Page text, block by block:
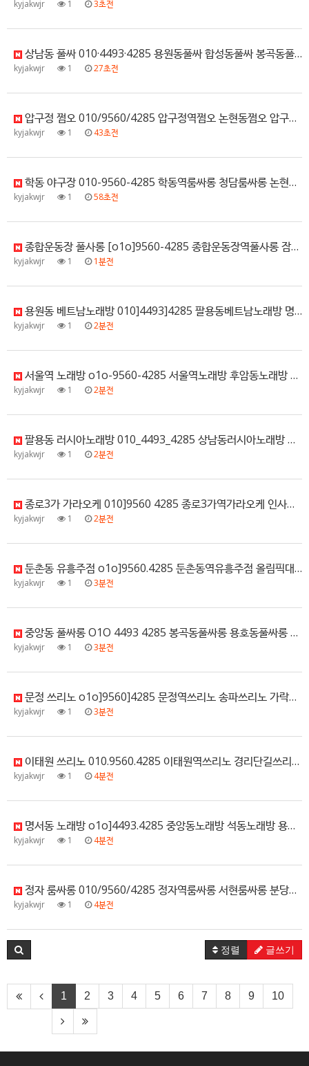
kyjakwjr 1 3초전
상남동 풀싸 010·4493·4285 용원동풀싸 합성동풀싸 봉곡동풀싸 용호동풀싸 시세문의
kyjakwjr 1 27초전
압구정 쩜오 010/9560/4285 압구정역쩜오 논현동쩜오 압구정동쩜오 신사동쩜오 초이스정보
kyjakwjr 1 43초전
학동 야구장 010-9560-4285 학동역룸싸롱 청담룸싸롱 논현룸싸롱 학동풀사롱 위치안내
kyjakwjr 1 58초전
종합운동장 풀사롱 [o1o]9560-4285 종합운동장역풀사롱 잠실풀사롱 석촌호수풀사롱 올림픽공원풀사롱 추천
kyjakwjr 1 1분전
용원동 베트남노래방 010]4493]4285 팔용동베트남노래방 명서동베트남노래방 중앙동베트남노래방 석동베트남…
kyjakwjr 1 2분전
서울역 노래방 o1o-9560-4285 서울역노래방 후암동노래방 남대문시장노래방 회현동노래방 평일문의
kyjakwjr 1 2분전
팔용동 러시아노래방 010_4493_4285 상남동러시아노래방 봉곡동러시아노래방 용호동러시아노래방 명서동러시…
kyjakwjr 1 2분전
종로3가 가라오케 010]9560 4285 종로3가역가라오케 인사동가라오케 종로가라오케 광화문가라오케 시세문…
kyjakwjr 1 2분전
둔촌동 유흥주점 o1o]9560.4285 둔촌동역유흥주점 올림픽대로유흥주점 암사동유흥주점 강동구유흥주점 위치…
kyjakwjr 1 3분전
중앙동 풀싸롱 O1O 4493 4285 봉곡동풀싸롱 용호동풀싸롱 팔용동풀싸롱 명서동풀싸롱 예약문의
kyjakwjr 1 3분전
문정 쓰리노 o1o]9560]4285 문정역쓰리노 송파쓰리노 가락시장쓰리노 문정하이퍼블릭 할인문의
kyjakwjr 1 3분전
이태원 쓰리노 010.9560.4285 이태원역쓰리노 경리단길쓰리노 녹사평쓰리노 용산쓰리노 할인문의
kyjakwjr 1 4분전
명서동 노래방 o1o]4493.4285 중앙동노래방 석동노래방 용원동노래방 합성동노래방 추천
kyjakwjr 1 4분전
정자 룸싸롱 010/9560/4285 정자역룸싸롱 서현룸싸롱 분당룸싸롱 정자풀사롱 예약문의
kyjakwjr 1 4분전
정렬 글쓰기
1 2 3 4 5 6 7 8 9 10